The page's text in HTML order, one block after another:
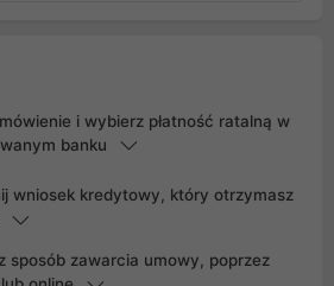
i wybierz płatność ratalną w
banku
wniosek kredytowy, który otrzymasz
sposób zawarcia umowy, poprzez